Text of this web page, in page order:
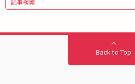
Back to Top